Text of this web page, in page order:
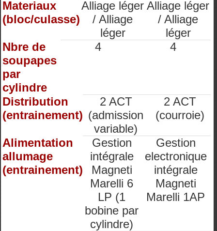
Materiaux
(bloc/culasse)
Alliage léger
/ Alliage
léger
Alliage léger
/ Alliage
léger
Nbre de
soupapes
par
cylindre
4 4
Distribution
(entrainement)
2 ACT
(admission
variable)
2 ACT
(courroie)
Alimentation
allumage
(entrainement)
Gestion
intégrale
Magneti
Marelli 6
LP (1
bobine par
cylindre)
Gestion
electronique
intégrale
Magneti
Marelli 1AP